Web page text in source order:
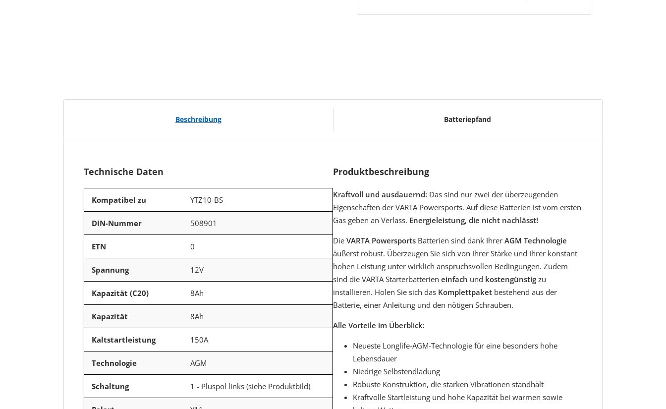
Beschreibung Batteriepfand
Technische Daten
Kompatibel zu YTZ10-BS
DIN-Nummer 508901
ETN 0
Spannung 12V
Kapazität (C20) 8Ah
Kapazität 8Ah
Kaltstartleistung 150A
Technologie AGM
Schaltung 1 - Pluspol links (siehe Produktbild)
Produktbeschreibung
Kraftvoll und ausdauernd: Das sind nur zwei der überzeugenden
Eigenschaften der VARTA Powersports. Auf diese Batterien ist vom ersten
Gas geben an Verlass. Energieleistung, die nicht nachlässt!
Die VARTA Powersports Batterien sind dank Ihrer AGM Technologie
äußerst robust. Überzeugen Sie sich von Ihrer Stärke und Ihrer konstant
hohen Leistung unter wirklich anspruchsvollen Bedingungen. Zudem
sind die VARTA Starterbatterien einfach und kostengünstig zu
installieren. Holen Sie sich das Komplettpaket bestehend aus der
Batterie, einer Anleitung und den nötigen Schrauben.
Alle Vorteile im Überblick:
Neueste Longlife-AGM-Technologie für eine besonders hohe
Lebensdauer
Niedrige Selbstendladung
Robuste Konstruktion, die starken Vibrationen standhält
Kraftvolle Startleistung und hohe Kapazität bei warmen sowie